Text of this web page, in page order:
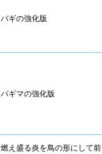
バギの強化版
バギマの強化版
燃え盛る炎を鳥の形にして前